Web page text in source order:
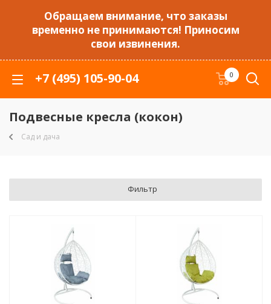
Обращаем внимание, что заказы
временно не принимаются! Приносим
свои извинения.
+7 (495) 105-90-04 0
Подвесные кресла (кокон)
Сад и дача
Фильтр